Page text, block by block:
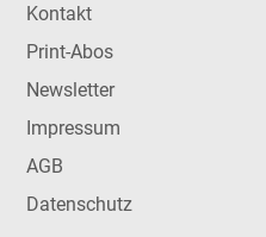
Kontakt
Print-Abos
Newsletter
Impressum
AGB
Datenschutz